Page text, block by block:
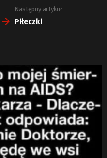
Następny artykuł
Piłeczki